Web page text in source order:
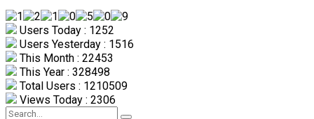
Users Today : 1252
Users Yesterday : 1516
This Month : 22453
This Year : 328498
Total Users : 1210509
Views Today : 2306